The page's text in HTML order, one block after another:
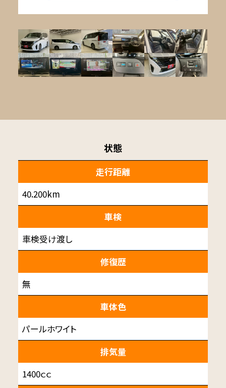
状態
走行距離
40.200km
車検
車検受け渡し
修復歴
無
車体色
パールホワイト
排気量
1400ｃｃ